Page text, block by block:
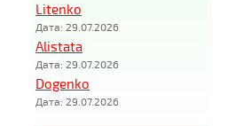
Litenko
Дата: 29.07.2026
Alistata
Дата: 29.07.2026
Dogenko
Дата: 29.07.2026